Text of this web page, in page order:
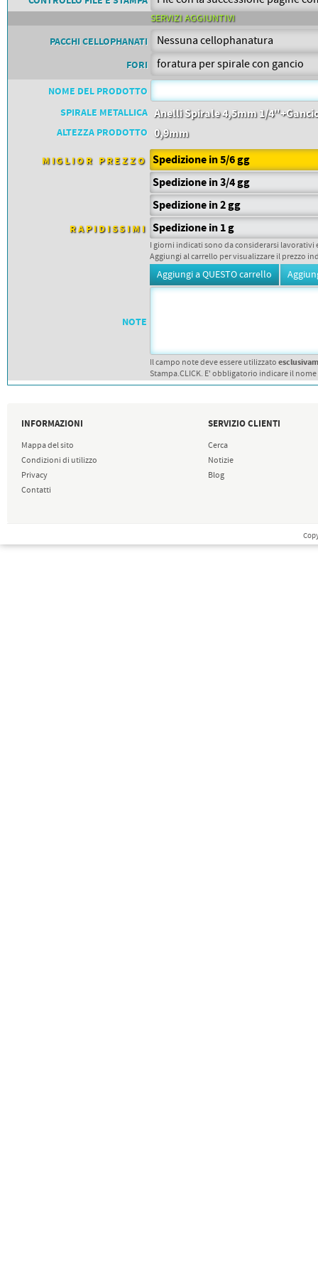
DORSALI TARGHE
PETTORALI NUMERI DA
PETTORALI CON NOME ATLETA
SERVIZI AGGIUNTIVI
PACCHI CELLOPHANATI
FORI
NOME DEL PRODOTTO
SPIRALE METALLICA Anelli Spirale 4,5mm 1/
ALTEZZA PRODOTTO 0,9mm
MIGLIOR PREZZO Spedizione in 5/6 gg
Spedizione in 3/4 gg
Spedizione in 2 gg
RAPIDISSIMI Spedizione in 1 g
I giorni indicati sono da considerarsi
Aggiungi al carrello per visualizzare il prezzo
NOTE
Il campo note deve essere utilizzato
Stampa.CLICK. E' obbligatorio indicare il
INFORMAZIONI
Mappa del sito
Condizioni di utilizzo
Privacy
Contatti
SERVIZIO CLIENTI
Cerca
Notizie
Blog